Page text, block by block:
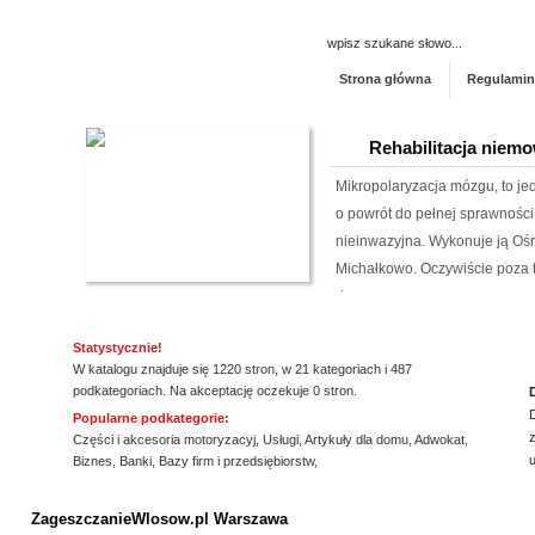
Strona główna
Rehabilitacja
Mikropolaryzacja mózgu, to
o powrót do pełnej
nieinwazyjna. Wykonuje ją
Michałkowo. Oczywiście
dopasowan...
Szukasz przykuwających
mysz? Niezwłocznie
myszki dla graczy, a jeżeli
mysz, również ją u nas
Statystycznie!
W katalogu znajduje się 1220 stron, w 21 kategoriach i 487
podkategoriach. Na akceptację oczekuje 0 stron.
Popularne podkategorie:
Części i akcesoria motoryzacyj Usługi Artykuły dla domu Adwokat
Biznes
Banki Bazy firm i przedsiębiorstw,
ZageszczanieWlosow.pl Warszawa